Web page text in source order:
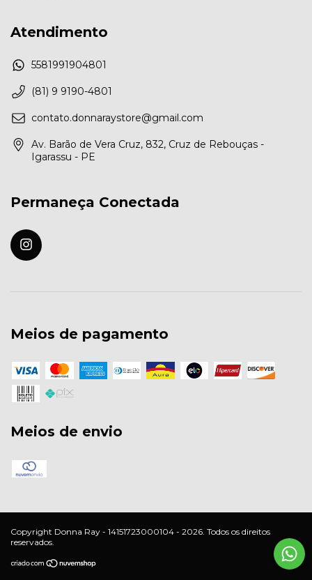
Atendimento
5581991904801
(81) 9 9190-4801
contato.donnaraystore@gmail.com
Av. Barão de Vera Cruz, 832, Cruz de Rebouças -
Igarassu - PE
Permaneça Conectada
Meios de pagamento
Meios de envio
Copyright Donna Ray - 14151723000104 - 2026. Todos os direitos
reservados.